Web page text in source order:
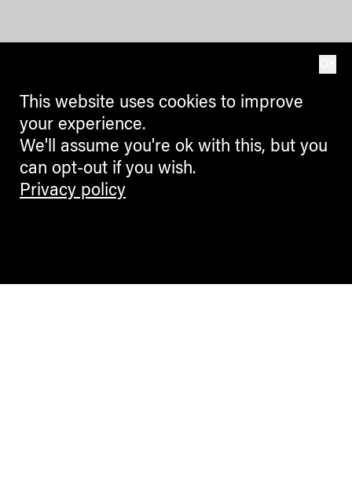
This website uses cookies to improve
your experience.
We'll assume you're ok with this, but you
can opt-out if you wish.
Privacy policy